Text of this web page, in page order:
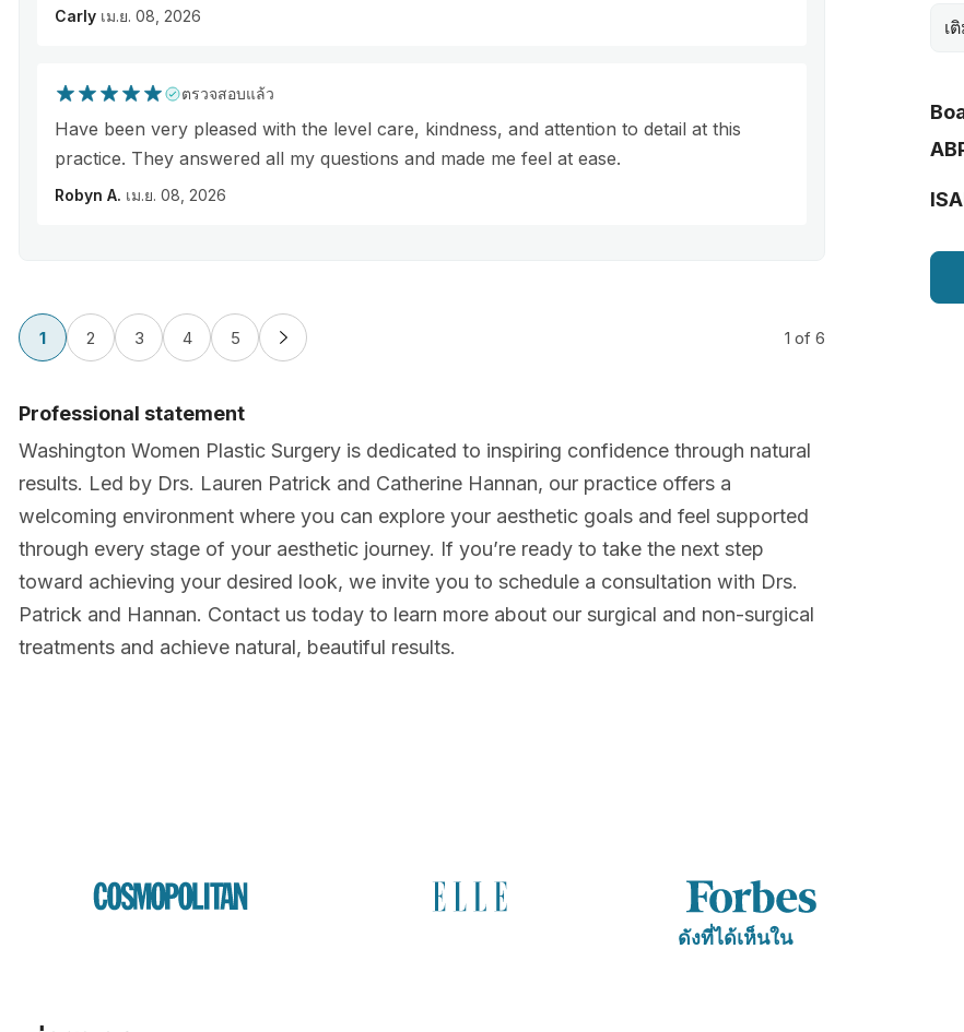
Carly เม.ย. 08, 2026
ตรวจสอบแล้ว
Have been very pleased with the level care, kindness, and attention to detail at this
practice. They answered all my questions and made me feel at ease.
Robyn A. เม.ย. 08, 2026
1 2 3 4 5 1 of 6
Professional statement
Washington Women Plastic Surgery is dedicated to inspiring confidence through natural
results. Led by Drs. Lauren Patrick and Catherine Hannan, our practice offers a
welcoming environment where you can explore your aesthetic goals and feel supported
through every stage of your aesthetic journey. If you’re ready to take the next step
toward achieving your desired look, we invite you to schedule a consultation with Drs.
Patrick and Hannan. Contact us today to learn more about our surgical and non-surgical
treatments and achieve natural, beautiful results.
เ
ดังที่ได้เห็นใน